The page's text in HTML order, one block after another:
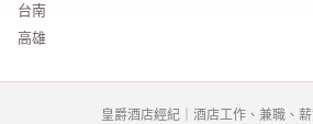
台南
高雄
皇爵酒店經紀｜酒店工作、兼職、